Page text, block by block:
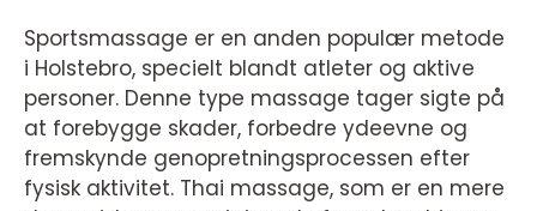
Sportsmassage er en anden populær metode
i Holstebro, specielt blandt atleter og aktive
personer. Denne type massage tager sigte på
at forebygge skader, forbedre ydeevne og
fremskynde genopretningsprocessen efter
fysisk aktivitet. Thai massage, som er en mere